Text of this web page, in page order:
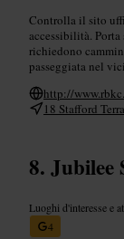
Controlla il sito
accessibilità.
richiedono
passeggiata nel
http://
18 Stafford
Jubilee
Luoghi d'interesse e
4